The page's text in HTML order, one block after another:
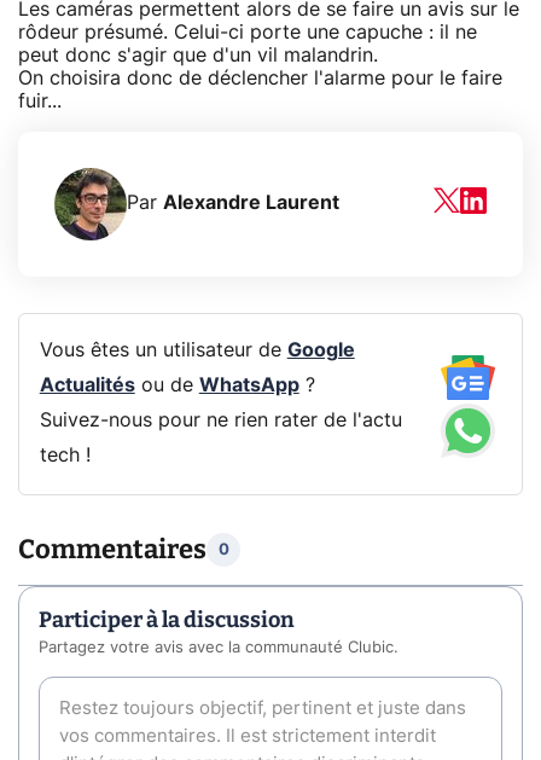
Les caméras permettent alors de se faire un avis sur le
rôdeur présumé. Celui-ci porte une capuche : il ne
peut donc s'agir que d'un vil malandrin.
On choisira donc de déclencher l'alarme pour le faire
fuir...
Par Alexandre Laurent
Vous êtes un utilisateur de Google
Actualitésou de WhatsApp?
Suivez-nous pour ne rien rater de l'actu
tech !
Commentaires 0
Participer à la discussion
Partagez votre avis avec la communauté Clubic.